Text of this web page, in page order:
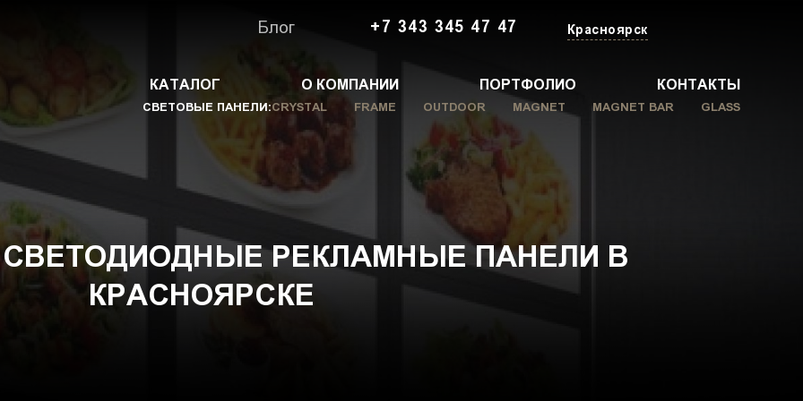
Блог +7 343 345 47 47 Красноярск
КАТАЛОГ О КОМПАНИИ ПОРТФОЛИО КОНТАКТЫ
СВЕТОВЫЕ ПАНЕЛИ:CRYSTAL FRAME OUTDOOR MAGNET MAGNET BAR GLASS
РЕКЛАМНЫЕ ПАНЕЛИ В
КРАСНОЯРСКЕ